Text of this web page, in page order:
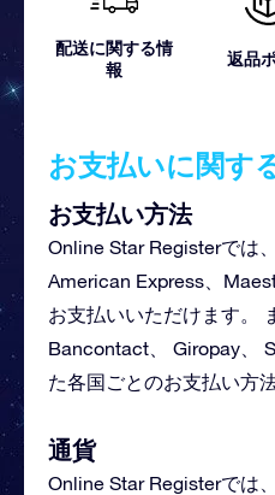
配送に関する情
報
返品
お支払いに関す
お支払い方法
Online Star Registerでは
American Express、
お支払いいただけます。
Bancontact、 Giropay、
た各国ごとのお支払い方
通貨
Online Star Registerでは